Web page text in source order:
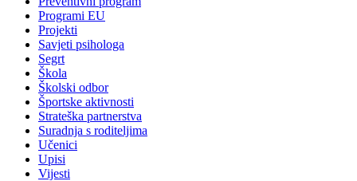
Programi EU
Projekti
Savjeti psihologa
Segrt
Škola
Školski odbor
Športske aktivnosti
Strateška partnerstva
Suradnja s roditeljima
Učenici
Upisi
Vijesti